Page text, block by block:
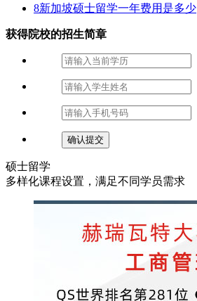
8新加坡硕士留学一年费用是多少
获得院校的招生简章
硕士留学
多样化课程设置，满足不同学员需求